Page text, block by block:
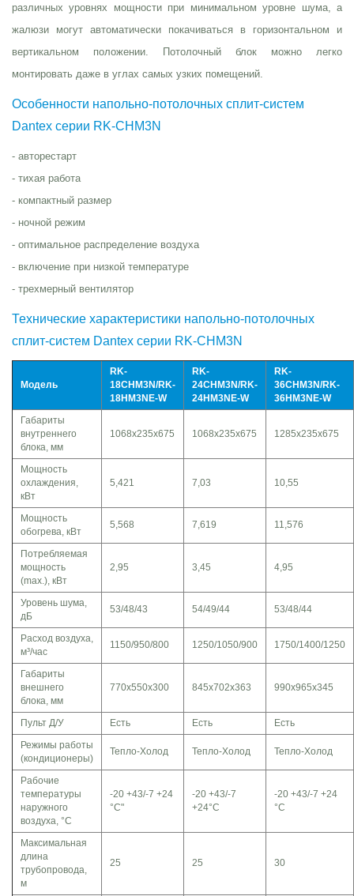
различных уровнях мощности при минимальном уровне шума, а
жалюзи могут автоматически покачиваться в горизонтальном и
вертикальном положении. Потолочный блок можно легко
монтировать даже в углах самых узких помещений.
Особенности напольно-потолочных сплит-систем
Dantex серии RK-CHM3N
- авторестарт
- тихая работа
- компактный размер
- ночной режим
- оптимальное распределение воздуха
- включение при низкой температуре
- трехмерный вентилятор
Технические характеристики напольно-потолочных
сплит-систем Dantex серии RK-CHM3N
Модель
RK-
18CHM3N/RK-
18HM3NE-W
RK-
24CHM3N/RK-
24HM3NE-W
RK-
36CHM3N/RK-
36HM3NE-W
Габариты
внутреннего
блока, мм
1068x235x675 1068x235x675 1285x235x675
Мощность
охлаждения,
кВт
5,421 7,03 10,55
Мощность
обогрева, кВт
5,568 7,619 11,576
Потребляемая
мощность
(max.), кВт
2,95 3,45 4,95
Уровень шума,
дБ
53/48/43 54/49/44 53/48/44
Расход воздуха,
м³/час
1150/950/800 1250/1050/900 1750/1400/1250
Габариты
внешнего
блока, мм
770x550x300 845x702x363 990x965x345
Пульт Д/У Есть Есть
Есть
Режимы работы
(кондиционеры)
Тепло-Холод Тепло-Холод Тепло-Холод
Рабочие
температуры
наружного
воздуха, °C
-20 +43/-7 +24
°C"
-20 +43/-7
+24°C
-20 +43/-7 +24
°C
Максимальная
длина
трубопровода,
м
25 25 30